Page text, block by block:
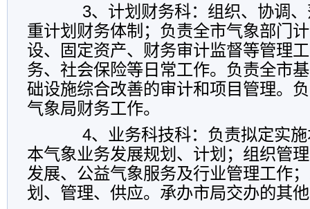
3、计划财务科：组织、协调、
重计划财务体制；负责全市气象部门
设、固定资产、财务审计监督等管理
务、社会保险等日常工作。负责全市
础设施综合改善的审计和项目管理。
气象局财务工作。
4、业务科技科：负责拟定实施
本气象业务发展规划、计划；组织管
发展、公益气象服务及行业管理工作
划、管理、供应。承办市局交办的其